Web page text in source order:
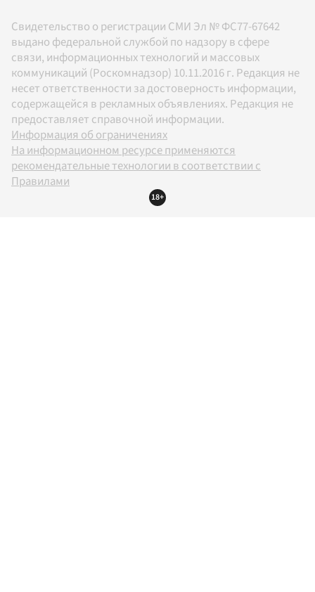
Свидетельство о регистрации СМИ Эл № ФС77-67642
выдано федеральной службой по надзору в сфере
связи, информационных технологий и массовых
коммуникаций (Роскомнадзор) 10.11.2016 г. Редакция не
несет ответственности за достоверность информации,
содержащейся в рекламных объявлениях. Редакция не
предоставляет справочной информации.
Информация об ограничениях
На информационном ресурсе применяются
рекомендательные технологии в соответствии с
Правилами
18+